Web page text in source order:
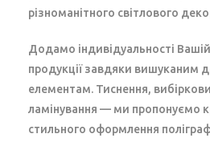
різноманітного світлового
Додамо індивідуальності Вашій
продукції завдяки вишуканим
елементам. Тиснення,
ламінування — ми пропонуємо
стильного оформлення